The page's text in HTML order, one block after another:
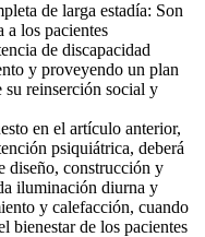
de larga estadía: Son
a los pacientes
de discapacidad
y proveyendo un plan
reinserción social y
en el artículo anterior,
psiquiátrica, deberá
diseño, construcción y
iluminación diurna y
y calefacción, cuando
bienestar de los pacientes